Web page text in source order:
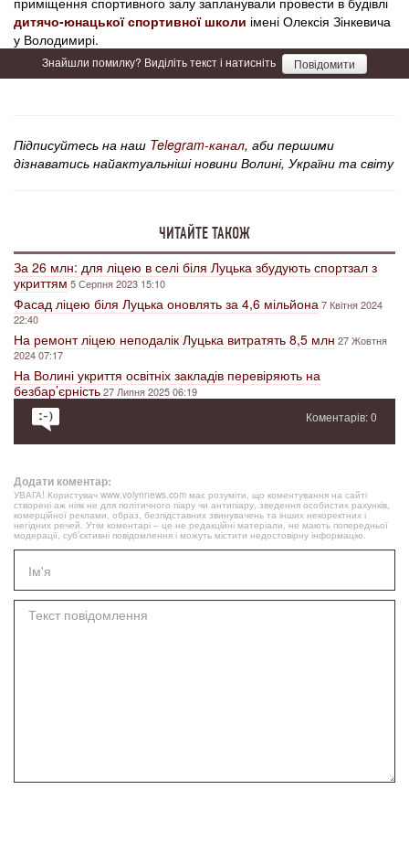
дитячо-юнацької спортивної школи імені Олексія Зінкевича
у Володимирі.
Знайшли помилку? Виділіть текст і натисніть Повідомити
Підписуйтесь на наш Telegram-канал, аби першими
дізнаватись найактуальніші новини Волині, України та світу
ЧИТАЙТЕ ТАКОЖ
За 26 млн: для ліцею в селі біля Луцька збудують спортзал з
укриттям5 Серпня 2023 15:10
Фасад ліцею біля Луцька оновлять за 4,6 мільйона7 Квітня 2024
22:40
На ремонт ліцею неподалік Луцька витратять 8,5 млн 27 Жовтня
2024 07:17
На Волині укриття освітніх закладів перевіряють на
безбар’єрність27 Липня 2025 06:19
Коментарів: 0
Додати коментар:
УВАГА! Користувач www.volynnews.com має розуміти, що коментування на сайті
створені аж ніяк не для політичного піару чи антипіару, зведення особистих рахунків,
комерційної реклами, образ, безпідставних звинувачень та інших некоректних і
негідних речей. Утім коментарі – це не редакційні матеріали, не мають попередньої
модерації, суб’єктивні повідомлення і можуть містити недостовірну інформацію.